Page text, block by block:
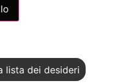
lista dei desideri